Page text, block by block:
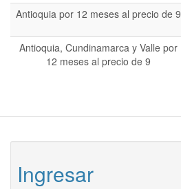
Antioquia por 12 meses al precio de 9
Antioquia, Cundinamarca y Valle por
12 meses al precio de 9
Ingresar